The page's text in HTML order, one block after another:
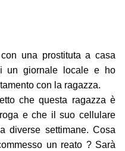
una prostituta a casa
un giornale locale e ho
con la ragazza.
che questa ragazza è
e che il suo cellulare
diverse settimane. Cosa
un reato ? Sarà